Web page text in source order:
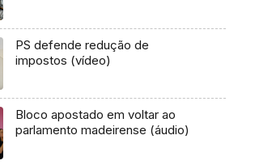
PS defende redução de
impostos (vídeo)
Bloco apostado em voltar ao
parlamento madeirense (áudio)